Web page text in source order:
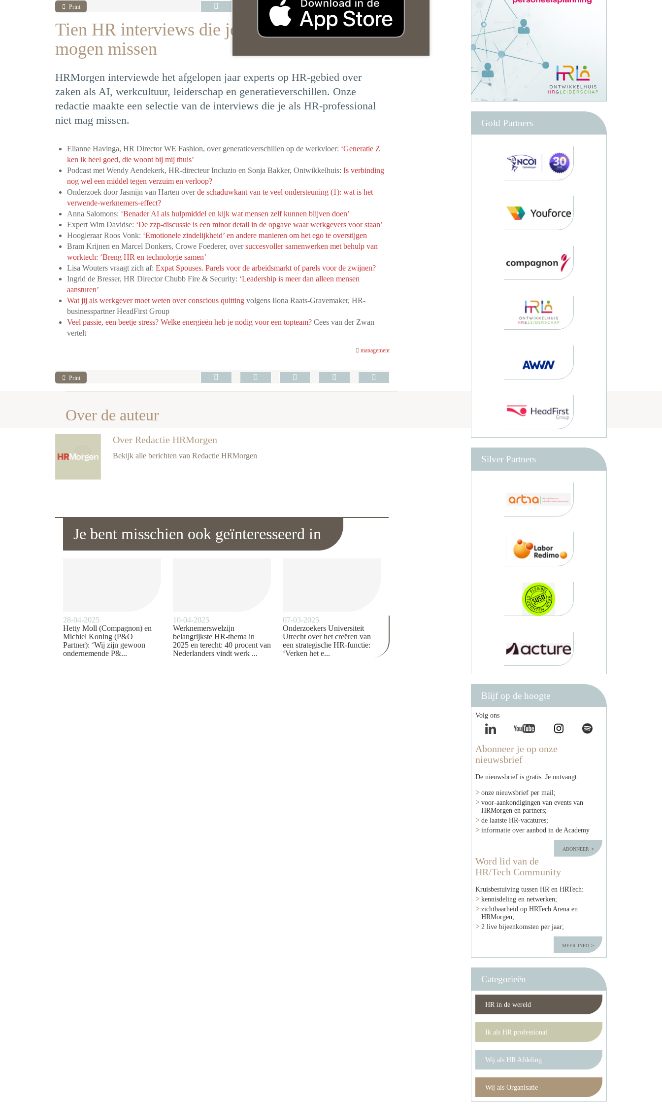
Print
Tien HR interviews die je in 2024 niet had
mogen missen
HRMorgen interviewde het afgelopen jaar experts op HR-gebied over
zaken als AI, werkcultuur, leiderschap en generatieverschillen. Onze
redactie maakte een selectie van de interviews die je als HR-professional
niet mag missen.
Elianne Havinga, HR Director WE Fashion, over generatieverschillen op de werkvloer: ‘Generatie Z
ken ik heel goed, die woont bij mij thuis’
Podcast met Wendy Aendekerk, HR-directeur Incluzio en Sonja Bakker, Ontwikkelhuis: Is verbinding
nog wel een middel tegen verzuim en verloop?
Onderzoek door Jasmijn van Harten overde schaduwkant van te veel ondersteuning (1): wat is het
verwende-werknemers-effect?
Anna Salomons: ‘Benader AI als hulpmiddel en kijk wat mensen zelf kunnen blijven doen’
Expert Wim Davidse: ‘De zzp-discussie is een minor detail in de opgave waar werkgevers voor staan’
Hoogleraar Roos Vonk: ‘Emotionele zindelijkheid’ en andere manieren om het ego te overstijgen
Bram Krijnen en Marcel Donkers, Crowe Foederer, oversuccesvoller samenwerken met behulp van
worktech: ‘Breng HR en technologie samen’
Lisa Wouters vraagt zich af: Expat Spouses. Parels voor de arbeidsmarkt of parels voor de zwijnen?
Ingrid de Bresser, HR Director Chubb Fire & Security: ‘Leadership is meer dan alleen mensen
aansturen’
Wat jij als werkgever moet weten over conscious quitting volgens Ilona Raats-Gravemaker, HR-
businesspartner HeadFirst Group
Veel passie, een beetje stress? Welke energieën heb je nodig voor een topteam? Cees van der Zwan
vertelt
management
Print
Over de auteur
Over Redactie HRMorgen
Bekijk alle berichten van Redactie HRMorgen
Je bent misschien ook geïnteresseerd in
28-04-2025
Hetty Moll (Compagnon) en
Michiel Koning (P&O
Partner): ‘Wij zijn gewoon
ondernemende P&...
10-04-2025
Werknemerswelzijn
belangrijkste HR-thema in
2025 en terecht: 40 procent van
Nederlanders vindt werk ...
07-03-2025
Onderzoekers Universiteit
Utrecht over het creëren van
een strategische HR-functie:
‘Verken het e...
Gold Partners
Silver Partners
Blijf op de hoogte
Volg ons
Abonneer je op onze
nieuwsbrief
De nieuwsbrief is gratis. Je ontvangt:
onze nieuwsbrief per mail;
voor-aankondigingen van events van
HRMorgen en partners;
de laatste HR-vacatures;
informatie over aanbod in de Academy
abonneer
Word lid van de
HR/Tech Community
Kruisbestuiving tussen HR en HRTech:
kennisdeling en netwerken;
zichtbaarheid op HRTech Arena en
HRMorgen;
2 live bijeenkomsten per jaar;
meer info
Categorieën
HR in de wereld
Ik als HR professional
Wij als HR Afdeling
Wij als Organisatie